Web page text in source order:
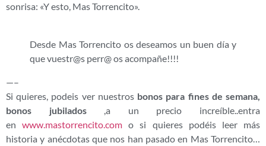
sonrisa: «Y esto, Mas Torrencito».
Desde Mas Torrencito os deseamos un buen día y
que vuestr@s perr@ os acompañe!!!!
—–
Si quieres, podeis ver nuestros bonos para fines de semana,
bonos jubilados,a un precio increíble..entra
enwww.mastorrencito.com o si quieres podéis leer más
historia y anécdotas que nos han pasado en Mas Torrencito…